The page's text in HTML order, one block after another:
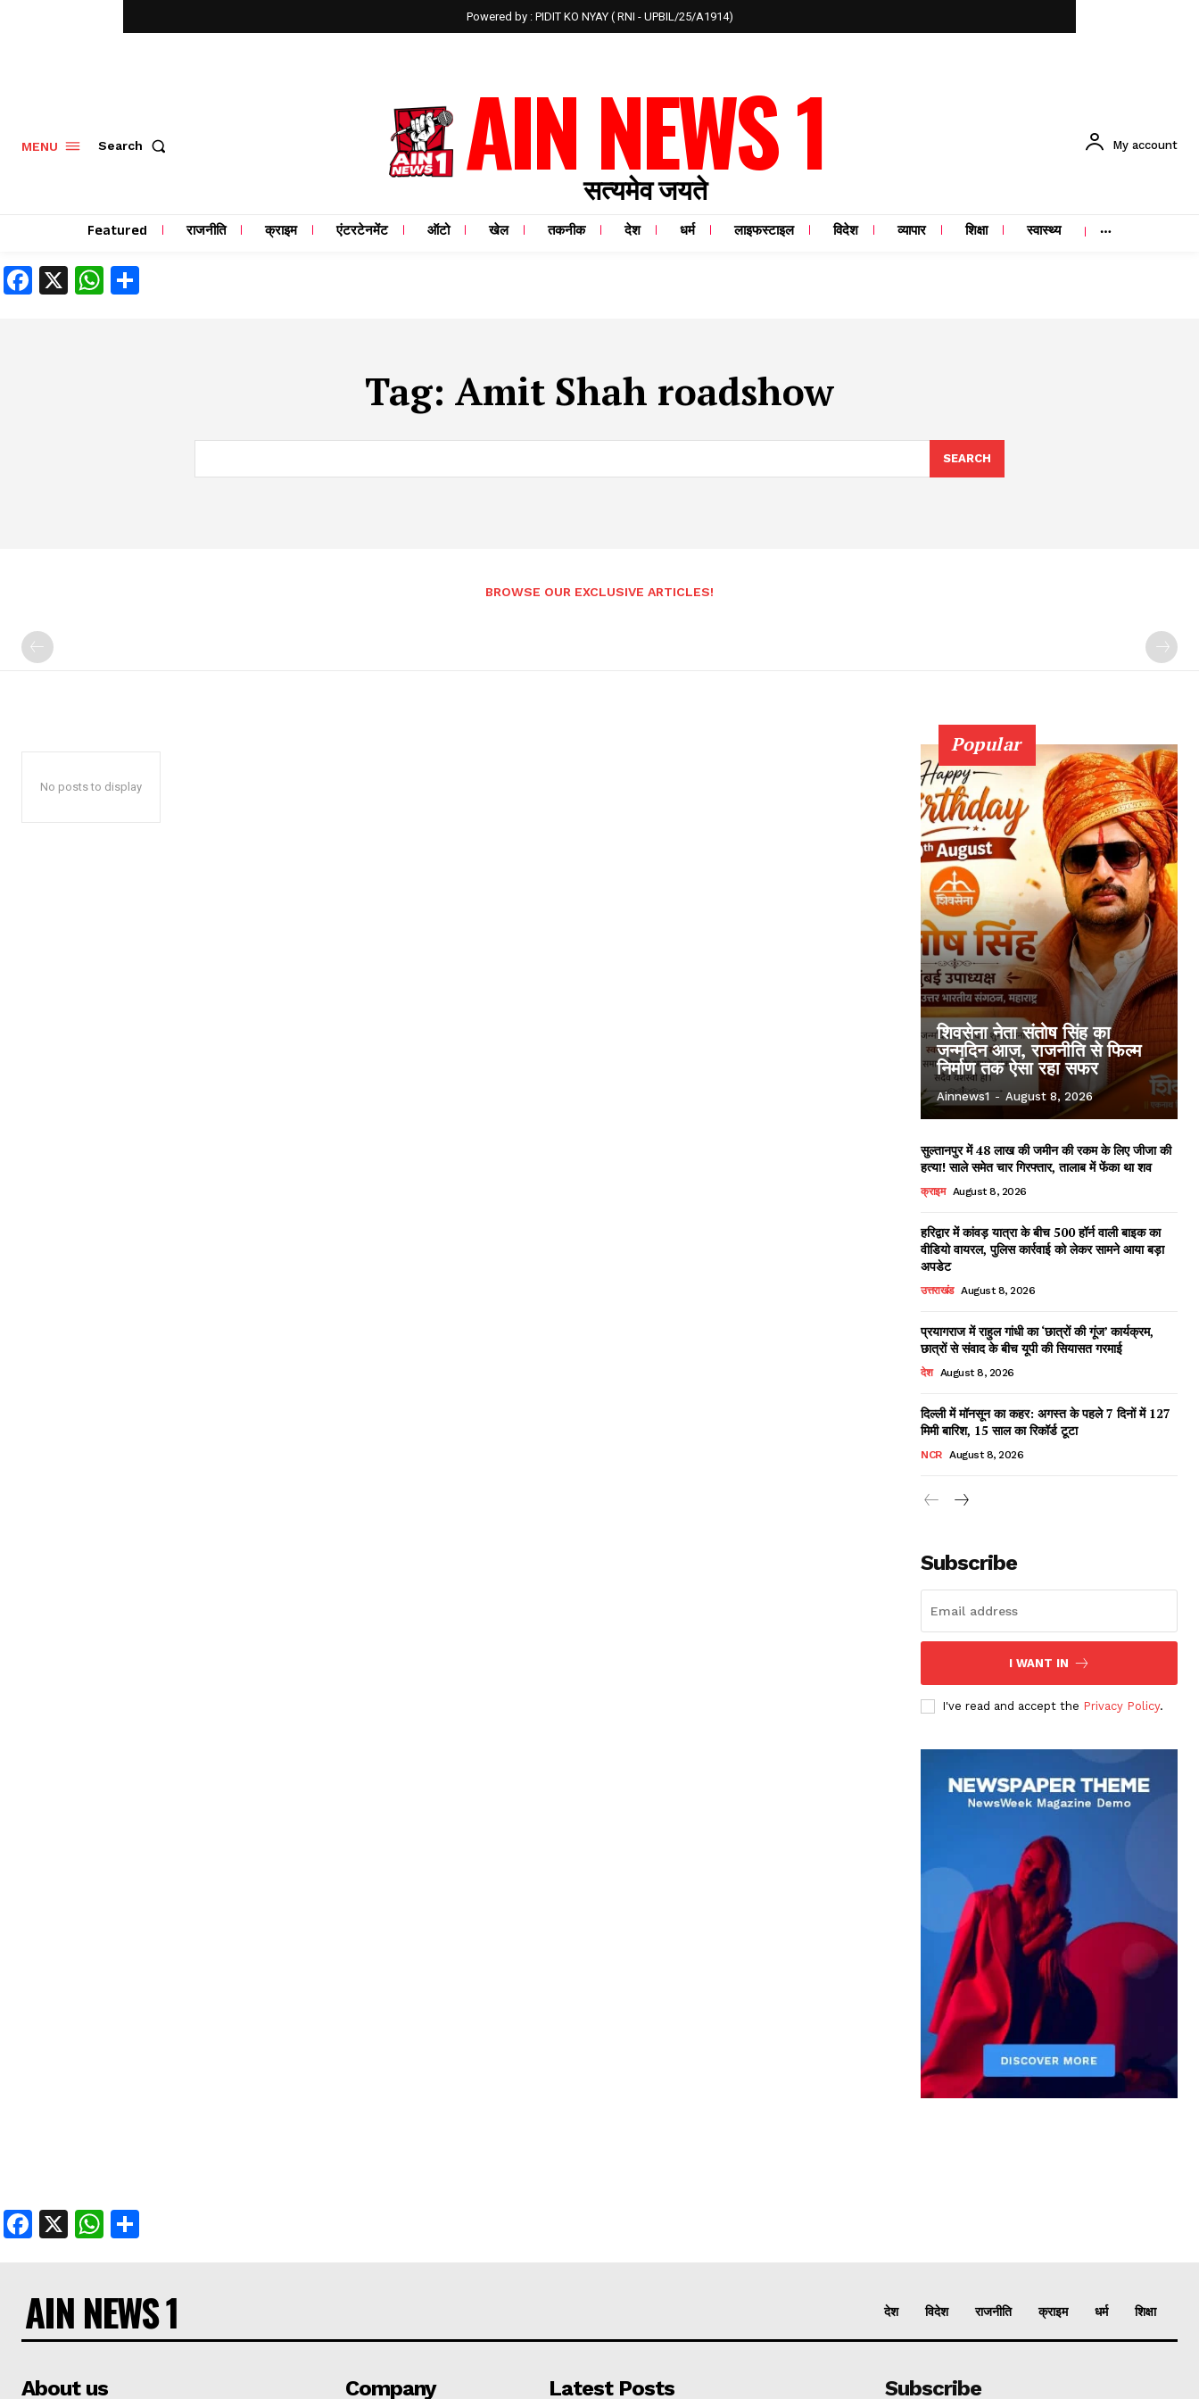
Powered by : PIDIT KO NYAY ( RNI - UPBIL/25/A1914)
MENU Search AIN NEWS 1
सत्यमेव जयते
My account
Featured राजनीति क्राइम एंटरटेनमेंट ऑटो खेल तकनीक देश धर्म लाइफस्टाइल विदेश व्यापार शिक्षा स्वास्थ्य
Facebook
X WhatsApp
Tag: Amit Shah roadshow
SEARCH
BROWSE OUR EXCLUSIVE ARTICLES!
No posts to display
Popular
शिवसेना नेता संतोष सिंह का
जन्मदिन आज, राजनीति से फिल्म
निर्माण तक ऐसा रहा सफर
Ainnews1 - August 8, 2026
सुल्तानपुर में 48 लाख की जमीन की रकम के लिए जीजा की
हत्या! साले समेत चार गिरफ्तार, तालाब में फेंका था शव
क्राइम August 8, 2026
हरिद्वार में कांवड़ यात्रा के बीच 500 हॉर्न वाली बाइक का
वीडियो वायरल, पुलिस कार्रवाई को लेकर सामने आया बड़ा
अपडेट
उत्तराखंड August 8, 2026
प्रयागराज में राहुल गांधी का ‘छात्रों की गूंज’ कार्यक्रम,
छात्रों से संवाद के बीच यूपी की सियासत गरमाई
देश August 8, 2026
दिल्ली में मॉनसून का कहर: अगस्त के पहले 7 दिनों में 127
मिमी बारिश, 15 साल का रिकॉर्ड टूटा
NCR August 8, 2026
Subscribe
I WANT IN
I've read and accept the Privacy Policy.
Facebook
X WhatsApp
AIN NEWS 1 देश विदेश राजनीति क्राइम धर्म शिक्षा
About us Company Latest Posts Subscribe